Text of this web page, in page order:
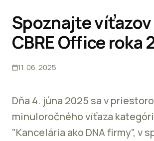
Spoznajte
CBRE Office roka
11. 06. 2025
Dňa 4. júna 2025 sa v
minuloročného víťaza
"Kancelária ako DNA firmy", v